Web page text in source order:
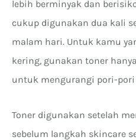
lebih berminyak dan
cukup digunakan dua kali
malam hari. Untuk kamu
kering, gunakan toner
untuk mengurangi pori-
Toner digunakan setelah
sebelum langkah skincare